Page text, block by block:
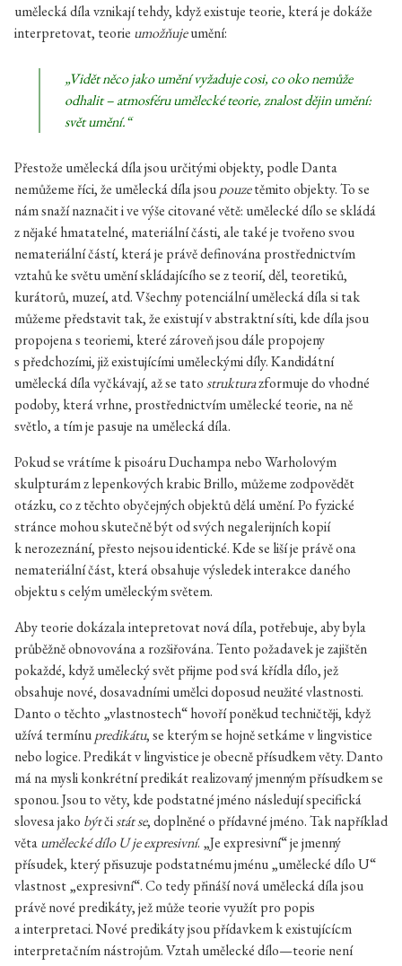
umělecká díla vznikají tehdy, když existuje teorie, která je dokáže
interpretovat, teorie umožňujeumění:
„Vidět něco jako umění vyžaduje cosi, co oko nemůže
odhalit – atmosféru umělecké teorie, znalost dějin umění:
svět umění.“
Přestože umělecká díla jsou určitými objekty, podle Danta
nemůžeme říci, že umělecká díla jsoupouzetěmito objekty. To se
nám snaží naznačit i ve výše citované větě: umělecké dílo se skládá
z nějaké hmatatelné, materiální části, ale také je tvořeno svou
nemateriální částí, která je právě definována prostřednictvím
vztahů ke světu umění skládajícího se z teorií, děl, teoretiků,
kurátorů, muzeí, atd. Všechny potenciální umělecká díla si tak
můžeme představit tak, že existují v abstraktní síti, kde díla jsou
propojena s teoriemi, které zároveň jsou dále propojeny
s předchozími, již existujícími uměleckými díly. Kandidátní
umělecká díla vyčkávají, až se tatostrukturazformuje do vhodné
podoby, která vrhne, prostřednictvím umělecké teorie, na ně
světlo, a tím je pasuje na umělecká díla.
Pokud se vrátíme k pisoáru Duchampa nebo Warholovým
skulpturám z lepenkových krabic Brillo, můžeme zodpovědět
otázku, co z těchto obyčejných objektů dělá umění. Po fyzické
stránce mohou skutečně být od svých negalerijních kopií
k nerozeznání, přesto nejsou identické. Kde se liší je právě ona
nemateriální část, která obsahuje výsledek interakce daného
objektu s celým uměleckým světem.
Aby teorie dokázala intepretovat nová díla, potřebuje, aby byla
průběžně obnovována a rozšiřována. Tento požadavek je zajištěn
pokaždé, když umělecký svět přijme pod svá křídla dílo, jež
obsahuje nové, dosavadními umělci doposud neužité vlastnosti.
Danto o těchto „vlastnostech“ hovoří poněkud techničtěji, když
užívá termínupredikátu, se kterým se hojně setkáme v lingvistice
nebo logice. Predikát v lingvistice je obecně přísudkem věty. Danto
má na mysli konkrétní predikát realizovaný jmenným přísudkem se
sponou. Jsou to věty, kde podstatné jméno následují specifická
slovesa jako býtčistát se, doplněné o přídavné jméno. Tak například
větaumělecké dílo U je expresivní. „Je expresivní“ je jmenný
přísudek, který přisuzuje podstatnému jménu „umělecké dílo U“
vlastnost „expresivní“. Co tedy přináší nová umělecká díla jsou
právě nové predikáty, jež může teorie využít pro popis
a interpretaci. Nové predikáty jsou přídavkem k existujícícm
interpretačním nástrojům. Vztah umělecké dílo—teorie není